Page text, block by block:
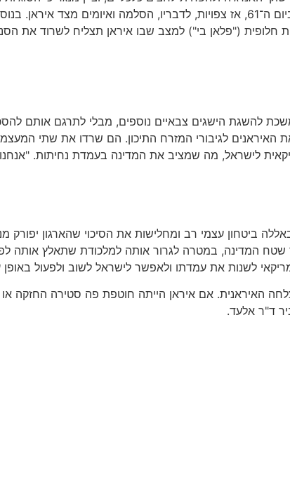
המועשר, עתיד הצנטריפוגות ומנגנוני האכיפה – נותרו ללא הכרעה. הוא הזהיר כי החלק הקשה באמת יחל ביום ה־61, אז
חלופית ("פלאן בי") למצב שבו איראן תצליח לשרוד את
להשגת הישגים צבאיים נוספים, מבלי לתרגם אותם
לגיבורי המזרח התיכון. הם שרדו את שתי
לישראל, מה שמציב את המדינה בעמדת נחיתות.
ביטחון עצמי רב ומחלישות את הסיכוי שהארגון יפורק
המדינה, במטרה לגרור אותה למלכודת שתאלץ אותה
לשנות את עמדתו ולאפשר לישראל לשוב ולפעול באופן
האיראנית. אם איראן הייתה חוטפת פה סטירה החזקה
ד"ר אלעד.